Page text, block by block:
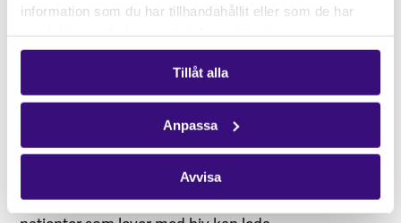
information som du har tillhandahållit eller som de har
Tillåt alla
Anpassa
Avvisa
PEPFAR och riskerna vid
utebliven hivbehandling
Ett av de program som påverkas av frysningen av
amerikanskt bistånd är President’s Emergency Plan
for AIDS Relief (PEPFAR), världens största
hälsoprogram som uppskattningsvis har räddat 25
miljoner liv, varav 5.5 miljoner barn, i 50 olika länder
(Aljazeera).Frysningen av bistånd genom USAID till